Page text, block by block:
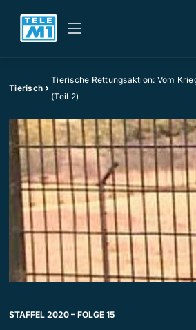
Tierisch
Tierische Rettungsaktion: Vom
(Teil 2)
STAFFEL 2020 – FOLGE 15